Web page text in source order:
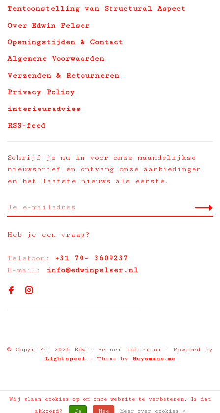
Tentoonstelling van Structural Aspect
Over Edwin Pelser
Openingstijden & Contact
Algemene Voorwaarden
Verzenden & Retourneren
Privacy Policy
interieuradvies
RSS-feed
Schrijf je nu in voor onze maandelijkse
nieuwsbrief en ontvang onze aanbiedingen
en het laatste nieuws als eerste.
Heb je een vraag?
Telefoon: +31 70- 3609237
E-mail:
info@edwinpelser.nl
© Copyright 2026 Edwin Pelser interieur
- Powered by
Lightspeed- Theme by Huysmans.me
Wij slaan cookies op om onze website te verbeteren. Is dat
akkoord?
Ja Nee Meer over cookies »